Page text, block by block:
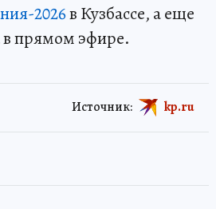
2026в Кузбассе, а еще
прямом эфире.
Источник: kp.ru